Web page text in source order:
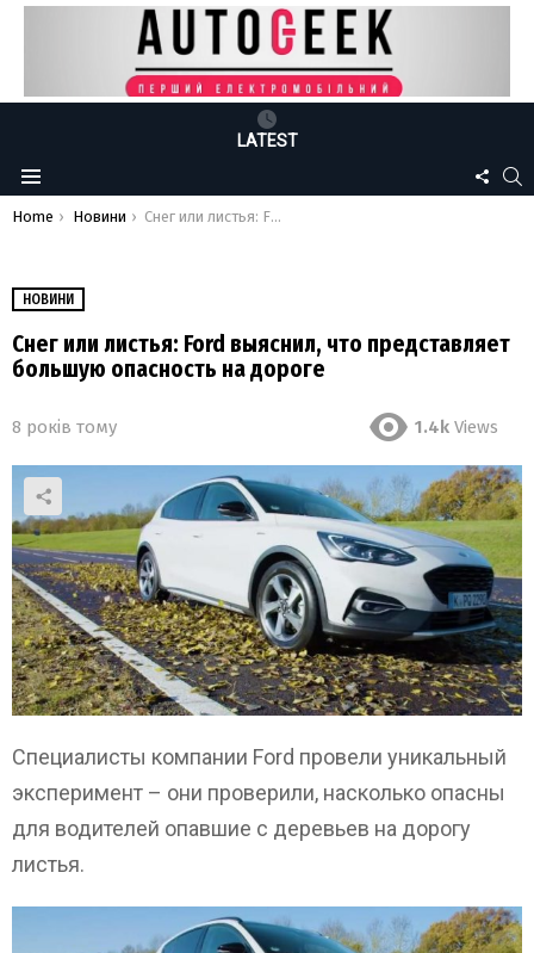
LATEST
Menu
US
You are here:
Home Новини Снег или листья: Ford выяснил, что представляет большую опасность на дороге
НОВИНИ
Снег или листья: Ford выяснил, что представляет
большую опасность на дороге
8 років тому 1.4k Views
Специалисты компании Ford провели уникальный
эксперимент – они проверили, насколько опасны
для водителей опавшие с деревьев на дорогу
листья.